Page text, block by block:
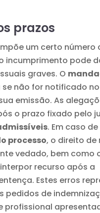
prazos
um certo número
incumprimento pode
graves. O
se não for notificado
emissão. As
o prazo fixado pelo
. Em caso de
processo, o direito de
vedado, bem como
recurso após a
Estes erros
pedidos de
profissional